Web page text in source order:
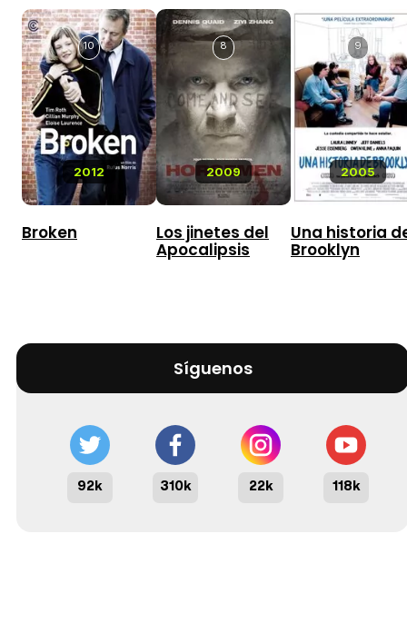
2012
10
Broken
2009
8
Los jinetes del
Apocalipsis
2005
9
Una historia
Brooklyn
Síguenos
92k 310k 22k 118k